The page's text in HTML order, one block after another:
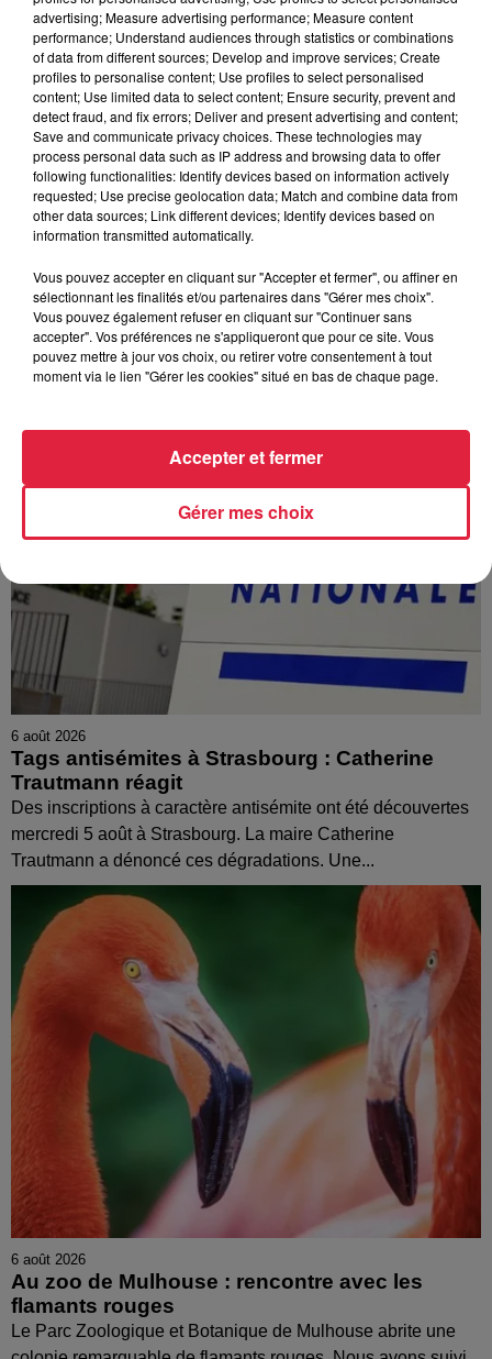
6 août 2026
Depuis plusieurs jours, des habitants de Hoerdt ont vu de
l’eau brune s’écouler de leurs robinets. Face aux
nombreuses interrogations, la municipalité a pris...
6 août 2026
Tags antisémites à Strasbourg : Catherine
Trautmann réagit
Des inscriptions à caractère antisémite ont été découvertes
mercredi 5 août à Strasbourg. La maire Catherine
Trautmann a dénoncé ces dégradations. Une...
6 août 2026
Au zoo de Mulhouse : rencontre avec les
flamants rouges
Le Parc Zoologique et Botanique de Mulhouse abrite une
advertising; Measure advertising performance; Measure content
performance; Understand audiences through statistics or combinations
of data from different sources; Develop and improve services; Create
profiles to personalise content; Use profiles to select personalised
content; Use limited data to select content; Ensure security, prevent and
detect fraud, and fix errors; Deliver and present advertising and content;
Save and communicate privacy choices. These technologies may
process personal data such as IP address and browsing data to offer
following functionalities: Identify devices based on information actively
requested; Use precise geolocation data; Match and combine data from
other data sources; Link different devices; Identify devices based on
information transmitted automatically.
Vous pouvez accepter en cliquant sur "Accepter et fermer", ou affiner en
sélectionnant les finalités et/ou partenaires dans "Gérer mes choix".
Vous pouvez également refuser en cliquant sur "Continuer sans
accepter". Vos préférences ne s'appliqueront que pour ce site. Vous
pouvez mettre à jour vos choix, ou retirer votre consentement à tout
moment via le lien "Gérer les cookies" situé en bas de chaque page.
Gérer mes choix
Accepter et fermer